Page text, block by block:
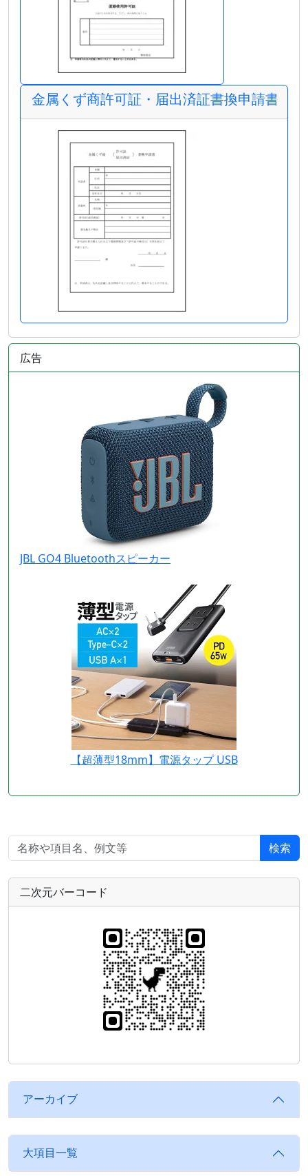
金属くず商許可証・届出済証書換申請書
広告
JBL GO4 Bluetoothスピーカー
【超薄型18mm】電源タップ USB
検索
二次元バーコード
アーカイブ
大項目一覧